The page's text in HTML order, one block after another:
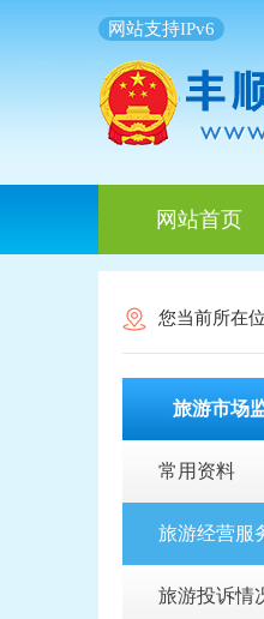
网站支持IPv6
网站首页
您当前所在
旅游市场
常用资料
旅游经营服
旅游投诉情